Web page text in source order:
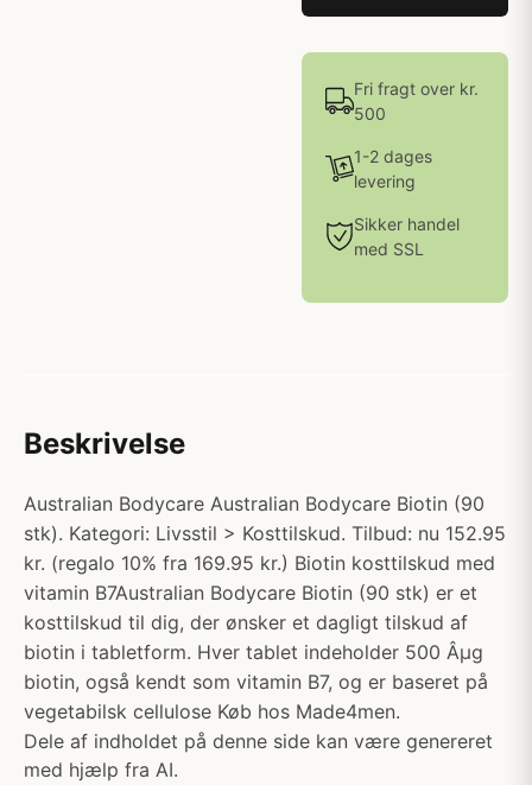
Fri fragt over kr.
500
1-2 dages
levering
Sikker handel
med SSL
Beskrivelse
Australian Bodycare Australian Bodycare Biotin (90
stk). Kategori: Livsstil > Kosttilskud. Tilbud: nu 152.95
kr. (regalo 10% fra 169.95 kr.) Biotin kosttilskud med
vitamin B7Australian Bodycare Biotin (90 stk) er et
kosttilskud til dig, der ønsker et dagligt tilskud af
biotin i tabletform. Hver tablet indeholder 500 Âµg
biotin, også kendt som vitamin B7, og er baseret på
vegetabilsk cellulose Køb hos Made4men.
Dele af indholdet på denne side kan være genereret
med hjælp fra AI.